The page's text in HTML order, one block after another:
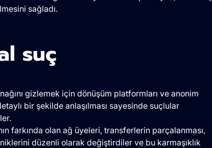
sağladı.
suç
gizlemek için dönüşüm platformları ve anonim
bir şekilde anlaşılması sayesinde suçlular
farkında olan ağ üyeleri, transferlerin parçalanması,
düzenli olarak değiştirdiler ve bu karmaşıklık